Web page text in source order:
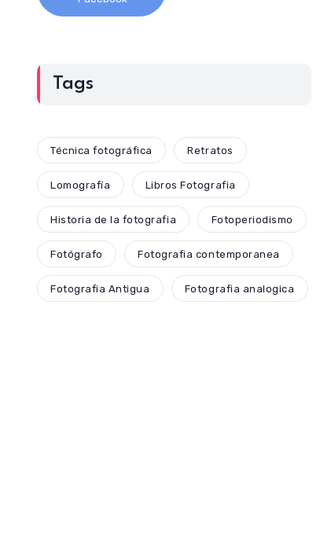
Tags
Técnica fotográfica Retratos
Lomografía Libros Fotografia
Historia de la fotografia Fotoperiodismo
Fotógrafo Fotografia contemporanea
Fotografia Antigua Fotografia analogica